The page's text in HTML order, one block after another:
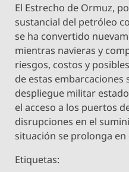
El Estrecho de Ormuz,
sustancial del petróleo
se ha convertido
mientras navieras y
riesgos, costos y
de estas embarcaciones
despliegue militar
el acceso a los puertos
disrupciones en el
situación se prolonga en
Etiquetas: